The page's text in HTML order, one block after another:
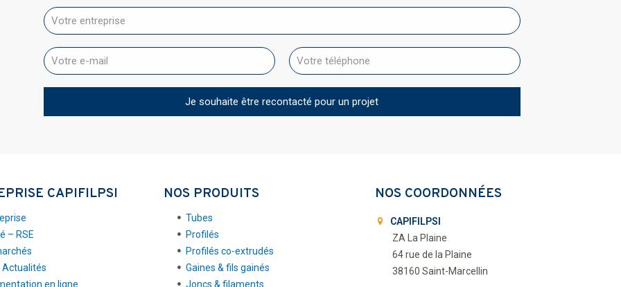
CAPIFILPSI
– RSE
Actualités
en ligne
NOS PRODUITS
Tubes
Profilés
Profilés co-extrudés
Gaines & fils gainés
Joncs & filaments
NOS COORDONNÉES
CAPIFILPSI
ZA La Plaine
64 rue de la Plaine
38160 Saint-Marcellin